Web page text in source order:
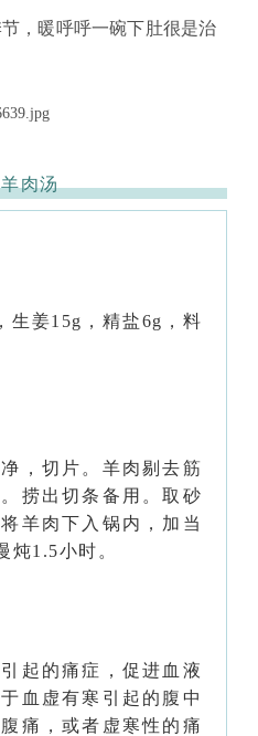
，暖呼呼一碗下肚很是治
肉汤
生姜15g，精盐6g，料
，切片。羊肉剔去筋
捞出切条备用。取砂
羊肉下入锅内，加当
炖1.5小时。
起的痛症，促进血液
血虚有寒引起的腹中
痛，或者虚寒性的痛